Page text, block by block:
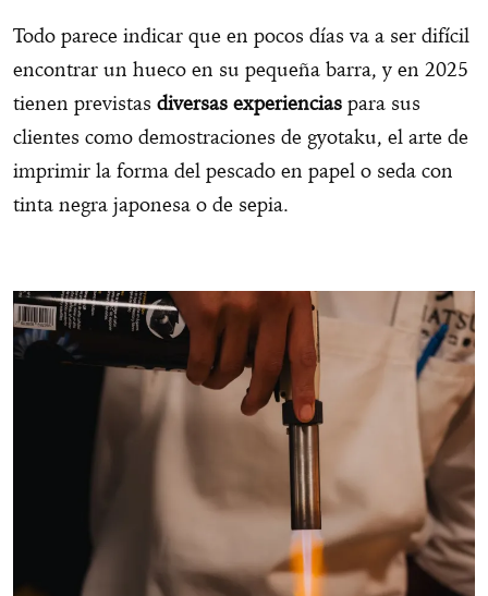
Todo parece indicar que en pocos días va a ser difícil
encontrar un hueco en su pequeña barra, y en 2025
tienen previstas diversas experiencias para sus
clientes como demostraciones de gyotaku, el arte de
imprimir la forma del pescado en papel o seda con
tinta negra japonesa o de sepia.